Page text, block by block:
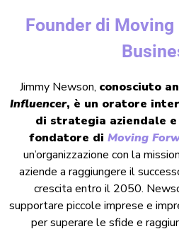
Founder di Moving
Jimmy Newson, conosciuto
Influencer, è un oratore
di strategia aziendale
fondatore di Moving
un’organizzazione con la
aziende a raggiungere il
crescita entro il 2050.
supportare piccole imprese e
per superare le sfide e